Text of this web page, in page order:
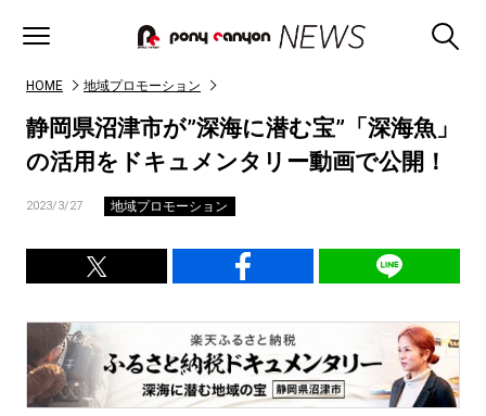
HOME 地域プロモーション
静岡県沼津市が”深海に潜む宝”「深海魚」
の活用をドキュメンタリー動画で公開！
2023/3/27 地域プロモーション